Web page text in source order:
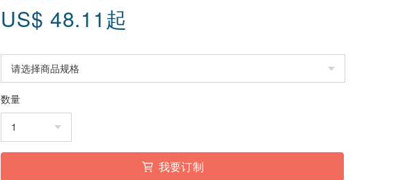
US$ 48.11 起
数量
我要订制